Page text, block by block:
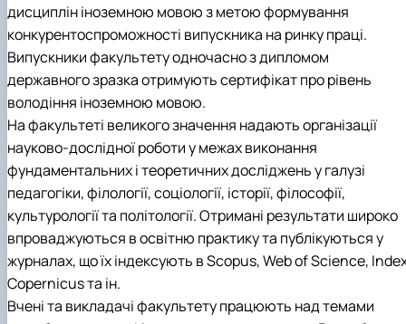
дисциплін іноземною мовою з метою формування
конкурентоспроможності випускника на ринку праці.
Випускники факультету одночасно з дипломом
державного зразка отримують сертифікатпро рівень
володіння іноземною мовою.
На факультеті великого значення надають організації
науково-дослідної роботи у межах виконання
фундаментальних і теоретичних досліджень у галузі
педагогіки, філології, соціології, історії, філософії,
культурології та політології. Отримані результати широко
впроваджуються в освітню практику та публікуються у
журналах, що їх індексують в Scopus, Web of Science,
Copernicus та ін.
Вчені та викладачі факультету працюють над темами